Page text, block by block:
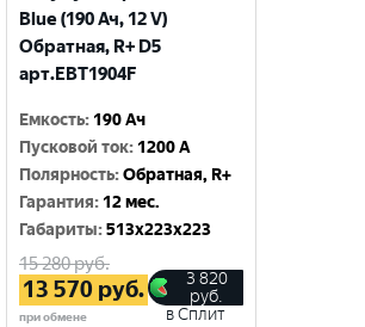
Blue (190 Ач, 12 V)
Обратная, R+ D5
арт.EBT1904F
Емкость: 190 Ач
Пусковой ток: 1200 A
Полярность:Обратная, R+
Гарантия: 12 мес.
Габариты:513x223x223
15 280руб.
13 570 руб.
при обмене
3 820
руб.
в Сплит